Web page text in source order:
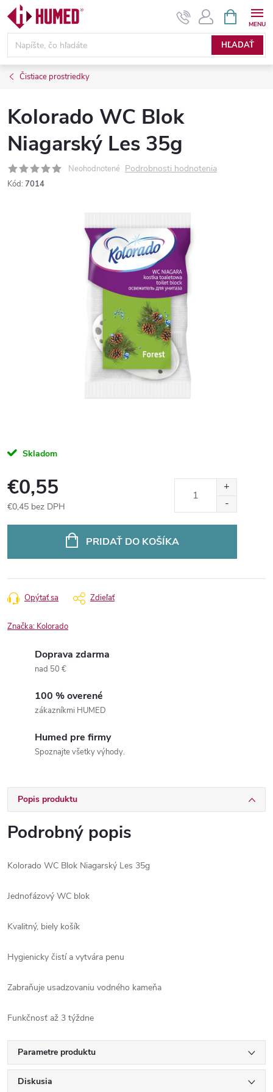
Prejsť
obsah
HĽADAŤ
KOŠÍK
Čistiace prostriedky
Kolorado WC Blok
Niagarský Les 35g
Neohodnotené Podrobnosti hodnotenia
Kód: 7014
Skladom
€0,55
€0,45 bez DPH
PRIDAŤ DO KOŠÍKA
Opýtať sa Zdieľať
Značka: Kolorado
Doprava zdarma
nad 50 €
100 % overené
zákazníkmi HUMED
Humed pre firmy
Spoznajte všetky výhody.
Popis produktu
Podrobný popis
Kolorado WC Blok Niagarský Les 35g
Jednofázový WC blok
Kvalitný, biely košík
Hygienicky čistí a vytvára penu
Zabraňuje usadzovaniu vodného kameňa
Funkčnosť až 3 týždne
Parametre produktu
Diskusia